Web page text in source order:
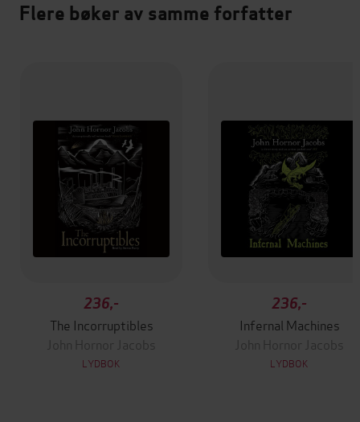
Flere bøker av samme forfatter
236,-
The Incorruptibles
John Hornor Jacobs
LYDBOK
236,-
Infernal Machines
John Hornor Jacobs
LYDBOK